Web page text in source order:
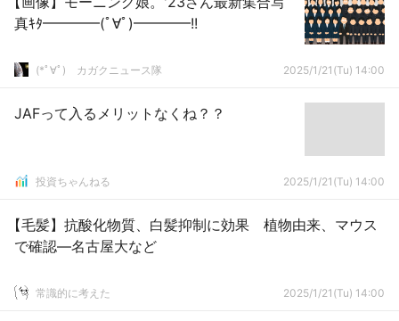
真ｷﾀ━━━━(ﾟ∀ﾟ)━━━━!!
(*ﾟ∀ﾟ)ゞカガクニュース隊 2025/1/21(Tu) 14:00
JAFって入るメリットなくね？？
投資ちゃんねる 2025/1/21(Tu) 14:00
【毛髪】抗酸化物質、白髪抑制に効果 植物由来、マウス
で確認―名古屋大など
常識的に考えた 2025/1/21(Tu) 14:00